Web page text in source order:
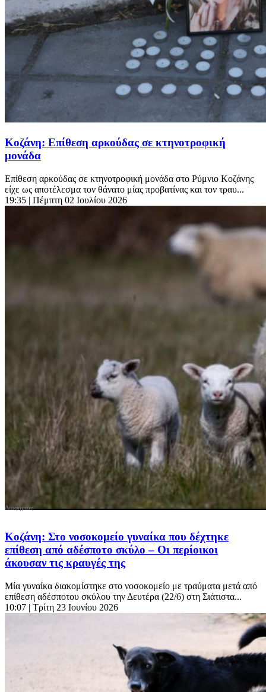
Κοζάνη: Επίθεση αρκούδας σε κτηνοτροφική
μονάδα
Επίθεση αρκούδας σε κτηνοτροφική μονάδα στο Ρύμνιο Κοζάνης
είχε ως αποτέλεσμα τον θάνατο μίας προβατίνας και τον τραυ...
19:35 | Πέμπτη 02 Ιουλίου 2026
Κοζάνη: Στο νοσοκομείο γυναίκα που δέχτηκε
επίθεση από αδέσποτο σκύλο – Οι περίοικοι
άκουσαν τις κραυγές της
Μία γυναίκα διακομίστηκε στο νοσοκομείο με τραύματα μετά από
επίθεση αδέσποτου σκύλου την Δευτέρα (22/6) στη Σιάτιστα...
10:07 | Τρίτη 23 Ιουνίου 2026